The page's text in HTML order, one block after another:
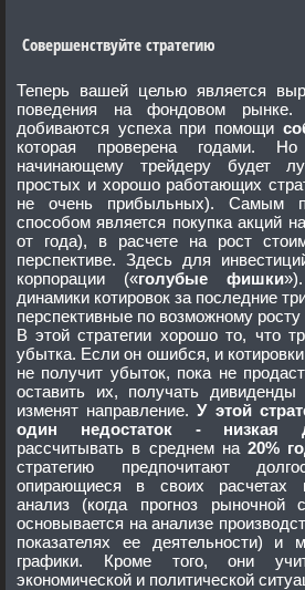
Совершенствуйте стратегию
Теперь вашей целью является выработка
поведения на фондовом рынке.
добиваются успеха при помощи
которая проверена годами.
начинающему трейдеру будет
простых и хорошо работающих стратегий (хотя, возможно,
не очень прибыльных). Самым простым и понятным
способом является покупка акций на долгий срок (хотя бы
от года), в расчете на рост стоимости в долгосрочной
перспективе. Здесь для
корпорации («голубые фишки
динамики котировок за последние три года и найдите самые
перспективные по возможному росту
В этой стратегии хорошо то, что трейдер застрахован от
убытка. Если он ошибся, и котировки акций понижаются, он
не получит убыток, пока не продаст
оставить их, получать
изменят направление. У этой
один недостаток - низкая
рассчитывать в среднем на 20%
стратегию предпочитают долгосрочные инвесторы,
опирающиеся в своих расчетах
анализ (когда прогноз рыночной стоимости корпорации
основывается на анализе производственных и финансовых
показателях ее деятельности) и месячные
графики. Кроме того, они
экономической и